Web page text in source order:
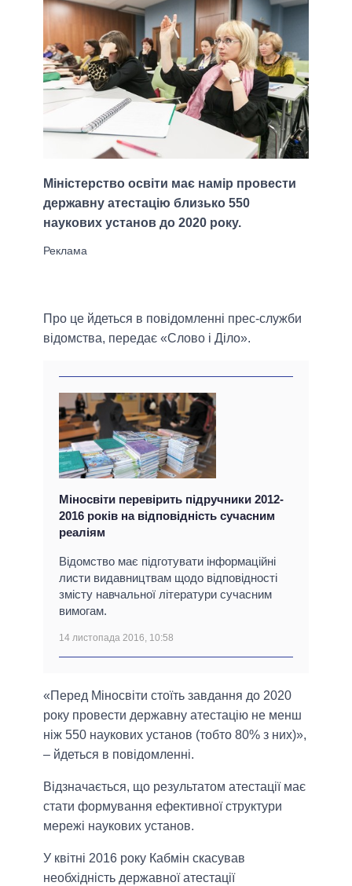
Міністерство освіти має намір провести
державну атестацію близько 550
наукових установ до 2020 року.
Про це йдеться в повідомленні прес-служби
відомства, передає «Слово і Діло».
Міносвіти перевірить підручники 2012-
2016 років на відповідність сучасним
реаліям
Відомство має підготувати інформаційні
листи видавництвам щодо відповідності
змісту навчальної літератури сучасним
вимогам.
14 листопада 2016, 10:58
«Перед Міносвіти стоїть завдання до 2020
року провести державну атестацію не менш
ніж 550 наукових установ (тобто 80% з них)»,
– йдеться в повідомленні.
Відзначається, що результатом атестації має
стати формування ефективної структури
мережі наукових установ.
У квітні 2016 року Кабмін скасував
необхідність державної атестації